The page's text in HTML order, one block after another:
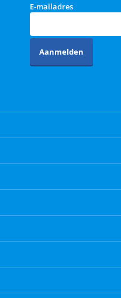
E-mailadres
Aanmelden